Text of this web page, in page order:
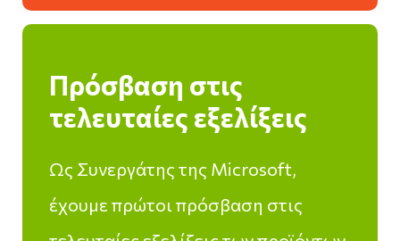
Πρόσβαση στις
τελευταίες εξελίξεις
Ως Συνεργάτης της Microsoft,
έχουμε πρώτοι πρόσβαση στις